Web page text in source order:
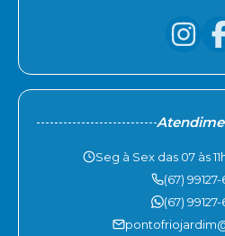
Seg à Sex das 07 às
(67)
(67)